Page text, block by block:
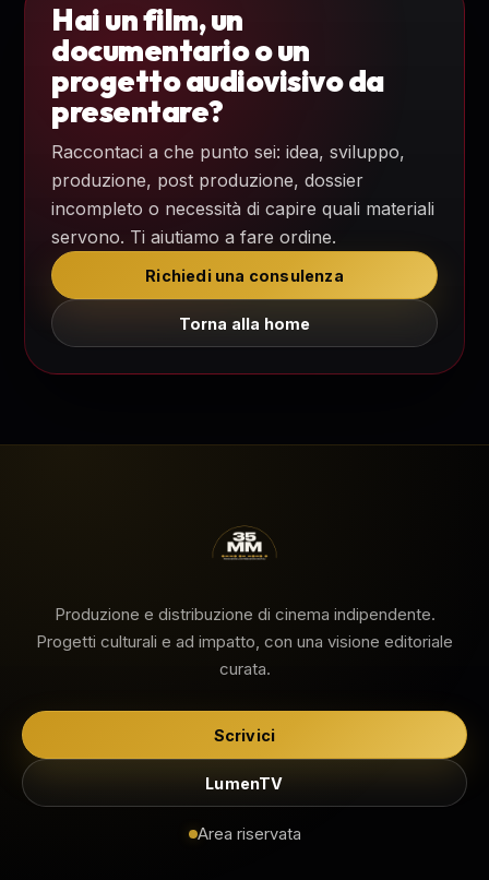
Hai un film, un
documentario o un
progetto audiovisivo da
presentare?
Raccontaci a che punto sei: idea, sviluppo,
produzione, post produzione, dossier
incompleto o necessità di capire quali materiali
servono. Ti aiutiamo a fare ordine.
Richiedi una consulenza
Torna alla home
Produzione e distribuzione di cinema indipendente.
Progetti culturali e ad impatto, con una visione editoriale
curata.
Scrivici
LumenTV
Area riservata